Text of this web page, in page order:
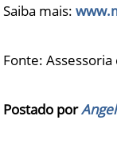
Saiba mais:
Fonte:
Postado por